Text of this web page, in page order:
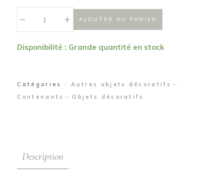
+ AJOUTER AU PANIER
Disponibilité : Grande quantité en stock
Catégories : Autres objets décoratifs
Contenants
Objets décoratifs
Description